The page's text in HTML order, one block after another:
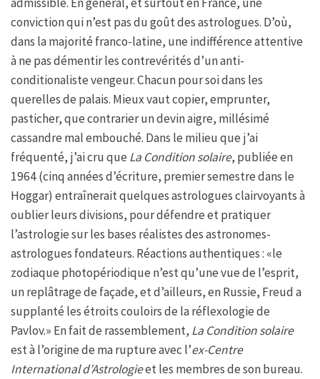
conviction qui n’est pas du goût des astrologues. D’où,
dans la majorité franco-latine, une indifférence attentive
à ne pas démentir les contrevérités d’un anti-
conditionaliste vengeur. Chacun pour soi dans les
querelles de palais. Mieux vaut copier, emprunter,
pasticher, que contrarier un devin aigre, millésimé
cassandre mal embouché. Dans le milieu que j’ai
fréquenté, j’ai cru queLa Condition solaire, publiée en
1964 (cinq années d’écriture, premier semestre dans le
Hoggar) entraînerait quelques astrologues clairvoyants à
oublier leurs divisions, pour défendre et pratiquer
l’astrologie sur les bases réalistes des astronomes-
astrologues fondateurs. Réactions authentiques : «le
zodiaque photopériodique n’est qu’une vue de l’esprit,
un replâtrage de façade, et d’ailleurs, en Russie, Freud a
supplanté les étroits couloirs de la réflexologie de
Pavlov.» En fait de rassemblement, La Condition solaire
est à l’origine de ma rupture avec l’ex-Centre
International d’Astrologieet les membres de son bureau.